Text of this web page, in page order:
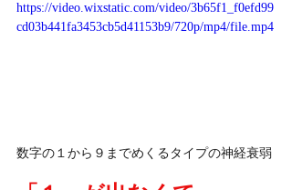
https://video.wixstatic.com/video/3b65f1_f0efd99
cd03b441fa3453cb5d41153b9/720p/mp4/file.mp4
数字の１から９までめくるタイプの神経衰弱